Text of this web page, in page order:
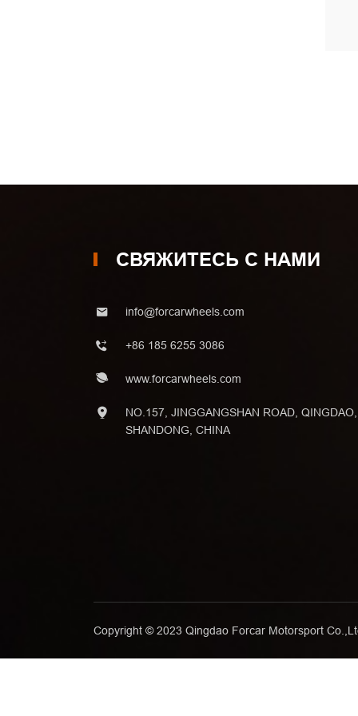
СВЯЖИТЕСЬ С НАМИ
info@forcarwheels.com
+86 185 6255 3086
www.forcarwheels.com
NO.157, JINGGANGSHAN ROAD, QINGDAO,
SHANDONG, CHINA
Copyright © 2023 Qingdao Forcar Motorsport